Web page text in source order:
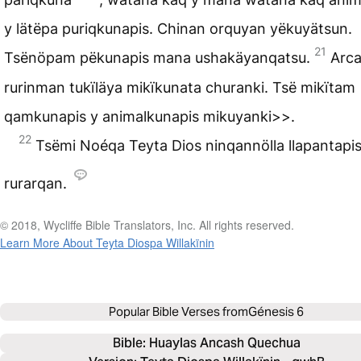
y lätëpa puriqkunapis. Chinan orquyan yëkuyätsun.
Tsënöpam pëkunapis mana ushakäyanqatsu. 21 Arca
rurinman tukïläya mikïkunata churanki. Tsë mikïtam
qamkunapis y animalkunapis mikuyanki>>.
22 Tsëmi Noéqa Teyta Dios ninqannölla llapantapis
rurarqan.
© 2018, Wycliffe Bible Translators, Inc. All rights reserved.
Learn More About Teyta Diospa Willakïnin
Popular Bible Verses fromGénesis 6
Bible: Huaylas Ancash Quechua